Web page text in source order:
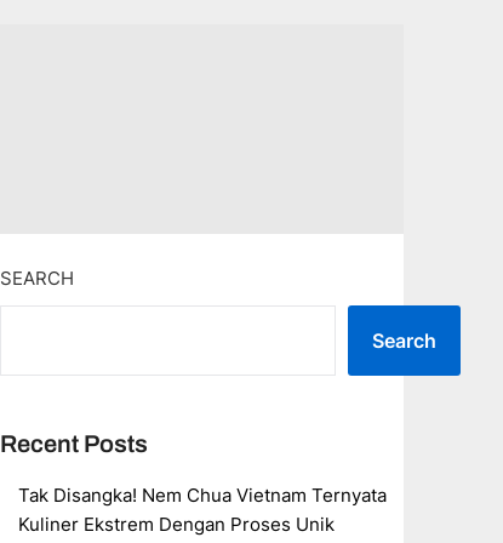
SEARCH
Search
Recent Posts
Tak Disangka! Nem Chua Vietnam Ternyata
Kuliner Ekstrem Dengan Proses Unik